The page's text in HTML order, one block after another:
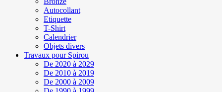
Autocollant
Etiquette
T-Shirt
Calendrier
Objets divers
Travaux pour Spirou
De 2020 à 2029
De 2010 à 2019
De 2000 à 2009